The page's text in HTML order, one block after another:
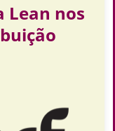
Lean nos